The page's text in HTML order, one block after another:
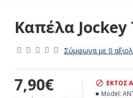
Καπέλα
Σύμφωνα με 0
7,90€
ΕΚΤΌΣ
Model: